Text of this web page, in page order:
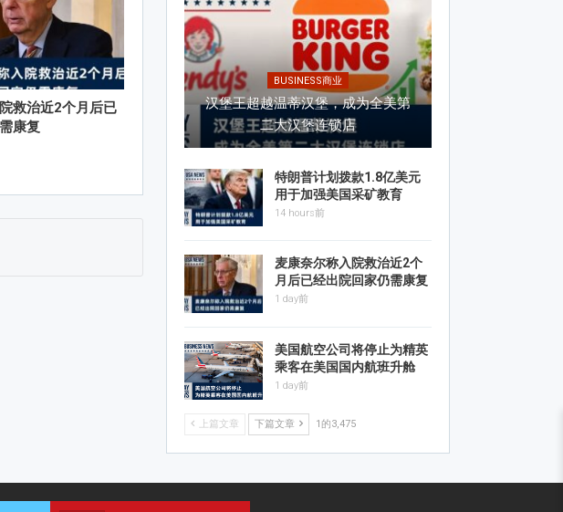
救治近2个月后已
康复
BUSINESS商业
汉堡王超越温蒂汉堡，成为全美第
二大汉堡连锁店
特朗普计划拨款1.8亿美元
用于加强美国采矿教育
14 hours前
麦康奈尔称入院救治近2个
月后已经出院回家仍需康复
1 day前
美国航空公司将停止为精英
乘客在美国国内航班升舱
1 day前
上篇文章 下篇文章 1的3,475